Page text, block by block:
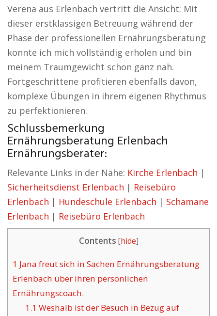
Verena aus Erlenbach vertritt die Ansicht: Mit
dieser erstklassigen Betreuung während der
Phase der professionellen Ernährungsberatung
konnte ich mich vollständig erholen und bin
meinem Traumgewicht schon ganz nah.
Fortgeschrittene profitieren ebenfalls davon,
komplexe Übungen in ihrem eigenen Rhythmus
zu perfektionieren.
Schlussbemerkung
Ernährungsberatung Erlenbach
Ernährungsberater:
Relevante Links in der Nähe: Kirche Erlenbach |
Sicherheitsdienst Erlenbach | Reisebüro
Erlenbach | Hundeschule Erlenbach | Schamane
Erlenbach | Reisebüro Erlenbach
Contents [hide]
1 Jana freut sich in Sachen Ernährungsberatung
Erlenbach über ihren persönlichen
Ernährungscoach.
1.1 Weshalb ist der Besuch in Bezug auf